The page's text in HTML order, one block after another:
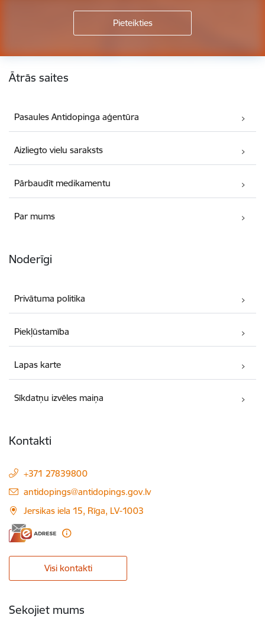
Ātrās saites
Pasaules Antidopinga aģentūra
Aizliegto vielu saraksts
Pārbaudīt medikamentu
Par mums
Noderīgi
Privātuma politika
Piekļūstamība
Lapas karte
Sīkdatņu izvēles maiņa
Kontakti
+371 27839800
E-pasts:
antidopings@antidopings.gov.lv
Jersikas iela 15, Rīga, LV-1003
Visi kontakti
Sekojiet mums